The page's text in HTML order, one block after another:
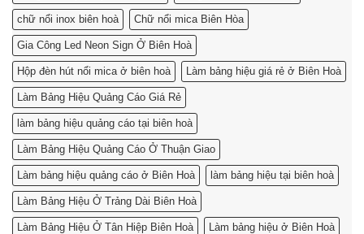
chữ nổi inox biên hoà Chữ nổi mica Biên Hòa
Gia Công Led Neon Sign Ở Biên Hoà
Hộp đèn hút nổi mica ở biên hoà Làm bảng hiệu giá rẻ ở Biên Hoà
Làm Bảng Hiệu Quảng Cáo Giá Rẻ
làm bảng hiệu quảng cáo tại biên hoà
Làm Bảng Hiệu Quảng Cáo Ở Thuận Giao
Làm bảng hiệu quảng cáo ở Biên Hoà làm bảng hiệu tại biên hoà
Làm Bảng Hiệu Ở Trảng Dài Biên Hoà
Làm Bảng Hiệu Ở Tân Hiệp Biên Hoà Làm bảng hiệu ở Biên Hoà